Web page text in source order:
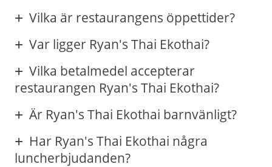
Vilka är restaurangens öppettider?
Var ligger Ryan's Thai Ekothai?
Vilka betalmedel accepterar
restaurangen Ryan's Thai Ekothai?
Är Ryan's Thai Ekothai barnvänligt?
Har Ryan's Thai Ekothai några
luncherbjudanden?